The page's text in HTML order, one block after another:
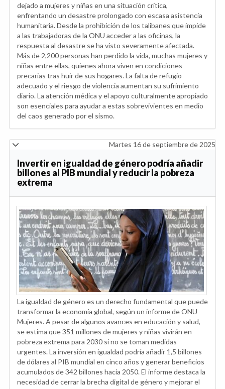
dejado a mujeres y niñas en una situación crítica,
enfrentando un desastre prolongado con escasa asistencia
humanitaria. Desde la prohibición de los talibanes que impide
a las trabajadoras de la ONU acceder a las oficinas, la
respuesta al desastre se ha visto severamente afectada.
Más de 2,200 personas han perdido la vida, muchas mujeres y
niñas entre ellas, quienes ahora viven en condiciones
precarias tras huir de sus hogares. La falta de refugio
adecuado y el riesgo de violencia aumentan su sufrimiento
diario. La atención médica y el apoyo culturalmente apropiado
son esenciales para ayudar a estas sobrevivientes en medio
del caos generado por el sismo.
Martes 16 de septiembre de 2025
Invertir en igualdad de género podría añadir
billones al PIB mundial y reducir la pobreza
extrema
La igualdad de género es un derecho fundamental que puede
transformar la economía global, según un informe de ONU
Mujeres. A pesar de algunos avances en educación y salud,
se estima que 351 millones de mujeres y niñas vivirán en
pobreza extrema para 2030 si no se toman medidas
urgentes. La inversión en igualdad podría añadir 1,5 billones
de dólares al PIB mundial en cinco años y generar beneficios
acumulados de 342 billones hacia 2050. El informe destaca la
necesidad de cerrar la brecha digital de género y mejorar el